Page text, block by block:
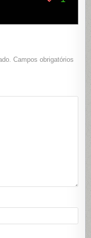
Campos obrigatórios